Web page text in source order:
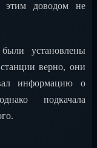
этим доводом не
были установлены
верно, они
информацию о
подкачала